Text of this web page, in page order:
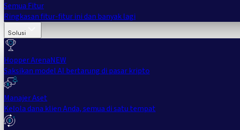
Semua Fitur
Ringkasan fitur-fitur ini dan banyak lagi
Solusi
Hopper ArenaNEW
Saksikan model AI bertarung di pasar kripto
Manajer Aset
Kelola dana klien Anda, semua di satu tempat